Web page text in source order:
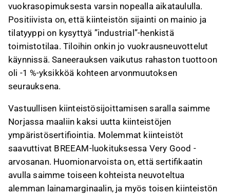
vuokrasopimuksesta varsin nopealla aikataululla.
Positiivista on, että kiinteistön sijainti on mainio ja
tilatyyppi on kysyttyä ”industrial”-henkistä
toimistotilaa. Tiloihin onkin jo vuokrausneuvottelut
käynnissä. Saneerauksen vaikutus rahaston tuottoon
oli -1 %-yksikköä kohteen arvonmuutoksen
seurauksena.
Vastuullisen kiinteistösijoittamisen saralla saimme
Norjassa maaliin kaksi uutta kiinteistöjen
ympäristösertifiointia. Molemmat kiinteistöt
saavuttivat BREEAM-luokituksessa Very Good -
arvosanan. Huomionarvoista on, että sertifikaatin
avulla saimme toiseen kohteista neuvoteltua
alemman lainamarginaalin, ja myös toisen kiinteistön